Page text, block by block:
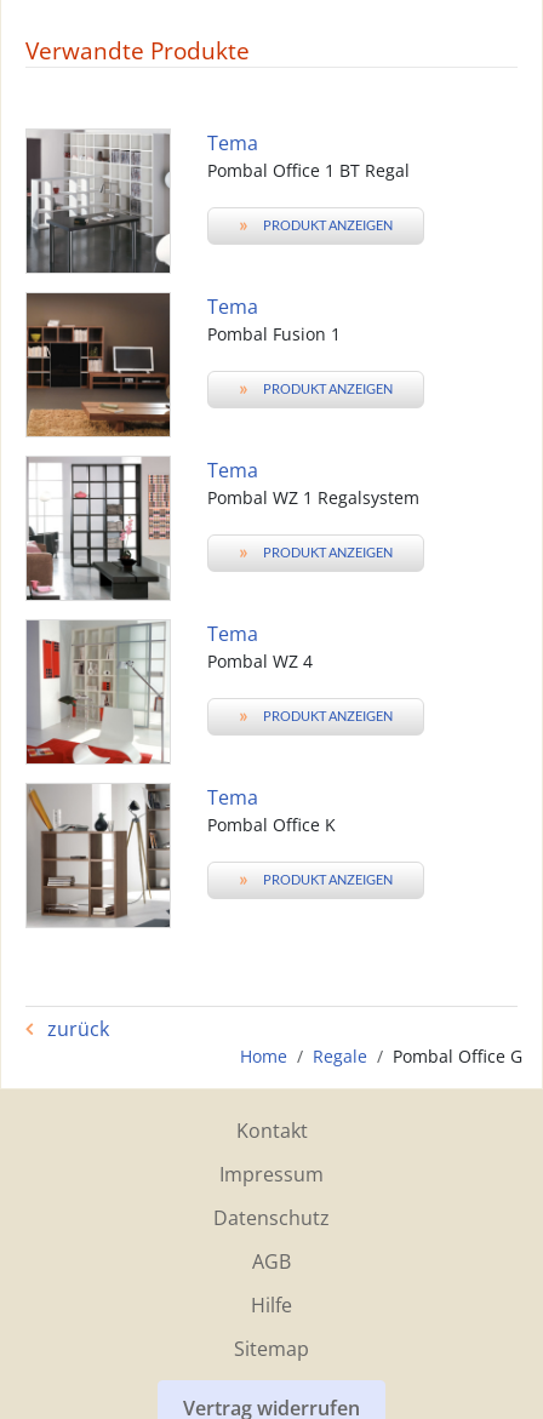
Verwandte Produkte
Tema
Pombal Office 1 BT Regal
» PRODUKT ANZEIGEN
Tema
Pombal Fusion 1
» PRODUKT ANZEIGEN
Tema
Pombal WZ 1 Regalsystem
» PRODUKT ANZEIGEN
Tema
Pombal WZ 4
» PRODUKT ANZEIGEN
Tema
Pombal Office K
» PRODUKT ANZEIGEN
zurück
Home Regale Pombal Office G
Kontakt
Impressum
Datenschutz
AGB
Hilfe
Sitemap
Vertrag widerrufen